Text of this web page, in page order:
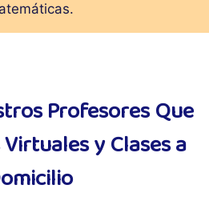
Profesores Que
y Clases a